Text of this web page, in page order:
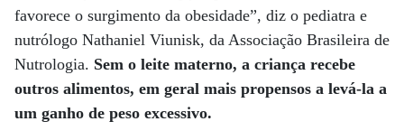
favorece o surgimento da obesidade”, diz o pediatra e
nutrólogo Nathaniel Viunisk, da Associação Brasileira de
Nutrologia. Sem o leite materno, a criança recebe
outros alimentos, em geral mais propensos a levá-la a
um ganho de peso excessivo.